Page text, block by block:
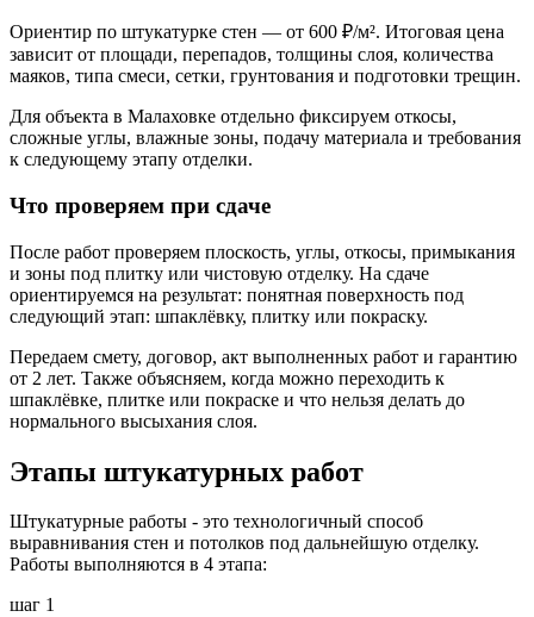
Ориентир по штукатурке стен — от 600 ₽/м². Итоговая цена
зависит от площади, перепадов, толщины слоя, количества
маяков, типа смеси, сетки, грунтования и подготовки трещин.
Для объекта в Малаховке отдельно фиксируем откосы,
сложные углы, влажные зоны, подачу материала и требования
к следующему этапу отделки.
Что проверяем при сдаче
После работ проверяем плоскость, углы, откосы, примыкания
и зоны под плитку или чистовую отделку. На сдаче
ориентируемся на результат: понятная поверхность под
следующий этап: шпаклёвку, плитку или покраску.
Передаем смету, договор, акт выполненных работ и гарантию
от 2 лет. Также объясняем, когда можно переходить к
шпаклёвке, плитке или покраске и что нельзя делать до
нормального высыхания слоя.
Этапы штукатурных работ
Штукатурные работы - это технологичный способ
выравнивания стен и потолков под дальнейшую отделку.
Работы выполняются в 4 этапа:
шаг 1